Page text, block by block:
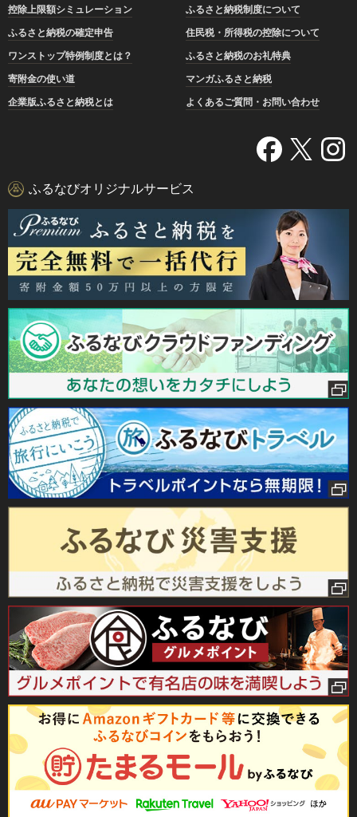
控除上限額シミュレーション
ふるさと納税制度について
ふるさと納税の確定申告
住民税・所得税の控除について
ワンストップ特例制度とは？
ふるさと納税のお礼特典
寄附金の使い道
マンガふるさと納税
企業版ふるさと納税とは
よくあるご質問・お問い合わせ
ふるなびオリジナルサービス